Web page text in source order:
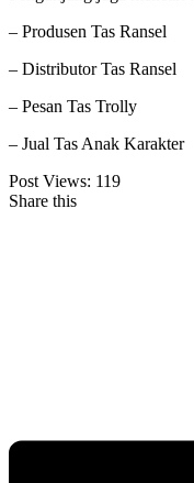
– Produsen Tas Ransel
– Distributor Tas Ransel
– Pesan Tas Trolly
– Jual Tas Anak Karakter
Post Views: 119
Share this